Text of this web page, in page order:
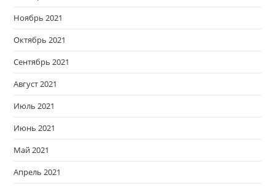
Ноябрь 2021
Октябрь 2021
Сентябрь 2021
Август 2021
Июль 2021
Июнь 2021
Май 2021
Апрель 2021